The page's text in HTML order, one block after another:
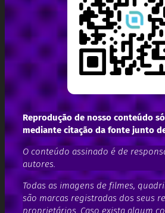
Reprodução de nosso conteúdo
mediante citação da fonte junto
O conteúdo assinado é de
autores.
Todas as imagens de filmes,
são marcas registradas dos seus
proprietários. Caso exista algum